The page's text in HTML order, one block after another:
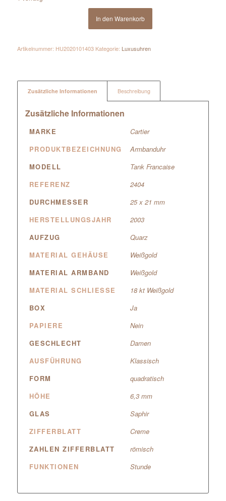
In den Warenkorb
Artikelnummer: HU2020101403 Kategorie: Luxusuhren
Zusätzliche Informationen Beschreibung
Zusätzliche Informationen
MARKE
Cartier
PRODUKTBEZEICHNUNG
Armbanduhr
MODELL
Tank Francaise
REFERENZ
2404
DURCHMESSER
25 x 21 mm
HERSTELLUNGSJAHR
2003
AUFZUG
Quarz
MATERIAL GEHÄUSE
Weißgold
MATERIAL ARMBAND
Weißgold
MATERIAL SCHLIESSE
18 kt Weißgold
BOX
Ja
PAPIERE
Nein
GESCHLECHT
Damen
AUSFÜHRUNG
Klassisch
FORM
quadratisch
HÖHE
6,3 mm
GLAS
Saphir
ZIFFERBLATT
Creme
ZAHLEN ZIFFERBLATT
römisch
FUNKTIONEN
Stunde